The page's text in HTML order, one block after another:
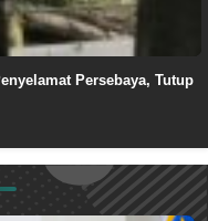
Persebaya, Tutup